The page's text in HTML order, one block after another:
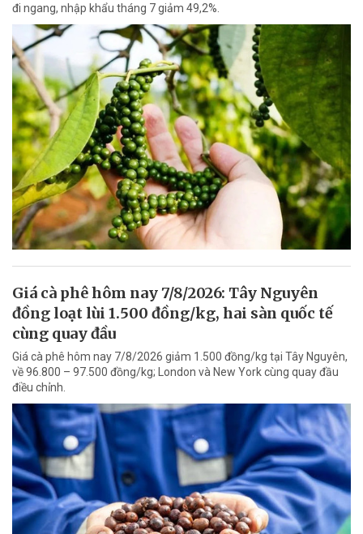
đi ngang, nhập khẩu tháng 7 giảm 49,2%.
Giá cà phê hôm nay 7/8/2026: Tây Nguyên
đồng loạt lùi 1.500 đồng/kg, hai sàn quốc tế
cùng quay đầu
Giá cà phê hôm nay 7/8/2026 giảm 1.500 đồng/kg tại Tây Nguyên,
về 96.800 – 97.500 đồng/kg; London và New York cùng quay đầu
điều chỉnh.